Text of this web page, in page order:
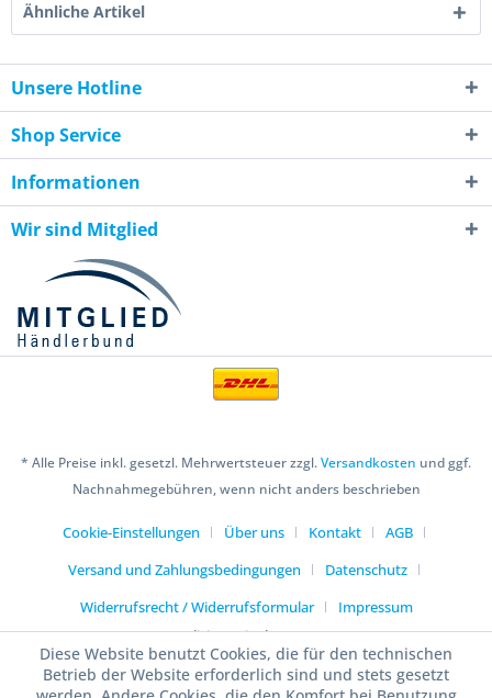
Ähnliche Artikel
Unsere Hotline
Shop Service
Informationen
Wir sind Mitglied
* Alle Preise inkl. gesetzl. Mehrwertsteuer zzgl.Versandkosten und ggf.
Nachnahmegebühren, wenn nicht anders beschrieben
Cookie-Einstellungen Über uns Kontakt
AGB
Versand und Zahlungsbedingungen
Datenschutz
Widerrufsrecht / Widerrufsformular
Impressum
Realisiert mit Shopware
Diese Website benutzt Cookies, die für den technischen
Betrieb der Website erforderlich sind und stets gesetzt